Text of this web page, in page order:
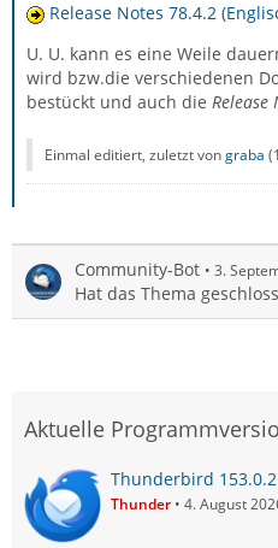
Release Notes 78.4.2
U. U. kann es eine Weile
wird bzw.die verschiedenen
bestückt und auch die Release
Einmal editiert, zuletzt vongraba (
Community-Bot 3.
Hat das Thema
Aktuelle
Thunderbird
Thunder 4. August